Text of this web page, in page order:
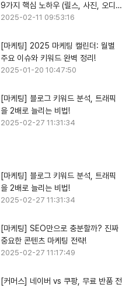
9가지 핵심 노하우 (릴스, 사진, 오디오
활용)
2025-02-11 09:53:16
[마케팅] 2025 마케팅 캘린더: 월별
주요 이슈와 키워드 완벽 정리!
2025-01-20 10:47:50
[마케팅] 블로그 키워드 분석, 트래픽
을 2배로 늘리는 비법!
2025-02-27 11:31:34
[마케팅] 블로그 키워드 분석, 트래픽
을 2배로 늘리는 비법!
2025-02-27 11:31:34
[마케팅] SEO만으로 충분할까? 진짜
중요한 콘텐츠 마케팅 전략!
2025-02-27 11:17:49
[커머스] 네이버 vs 쿠팡, 무료 반품 전